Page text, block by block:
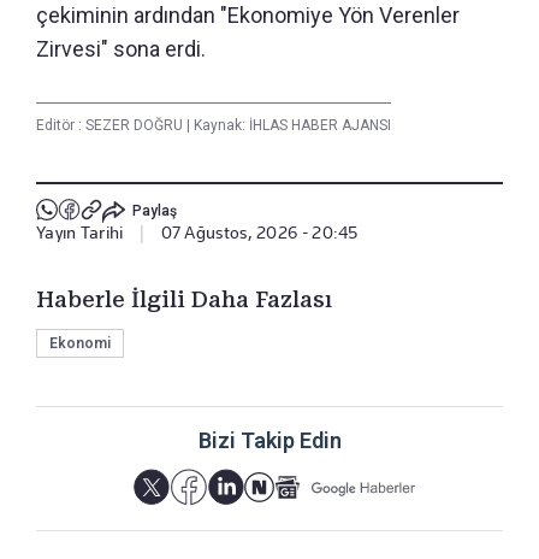
çekiminin ardından "Ekonomiye Yön Verenler
Zirvesi" sona erdi.
Editör : SEZER DOĞRU | Kaynak: İHLAS HABER AJANSI
Paylaş
Yayın Tarihi | 07 Ağustos, 2026 - 20:45
Haberle İlgili Daha Fazlası
Ekonomi
Bizi Takip Edin